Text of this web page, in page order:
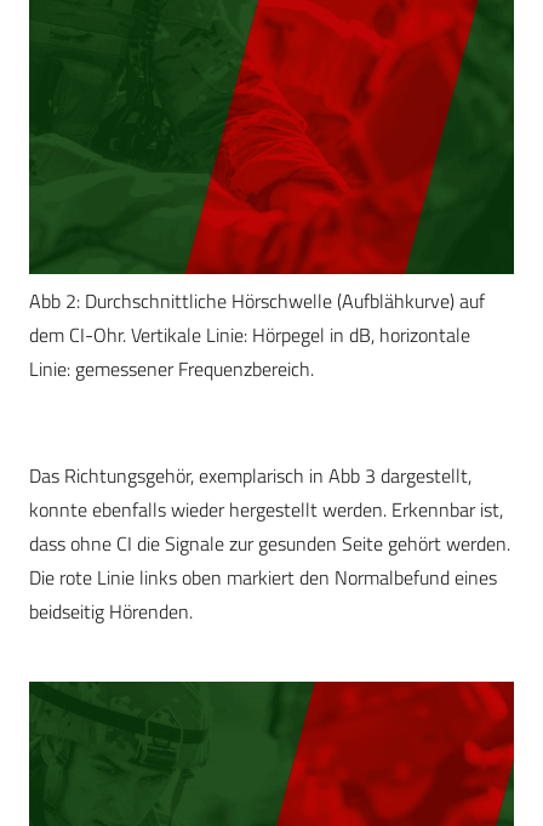
Abb 2: Durchschnittliche Hörschwelle (Aufblähkurve) auf
dem CI-Ohr. Vertikale Linie: Hörpegel in dB, horizontale
Linie: gemessener Frequenzbereich.
Das Richtungsgehör, exemplarisch in Abb 3 dargestellt,
konnte ebenfalls wieder hergestellt werden. Erkennbar ist,
dass ohne CI die Signale zur gesunden Seite gehört werden.
Die rote Linie links oben markiert den Normalbefund eines
beidseitig Hörenden.